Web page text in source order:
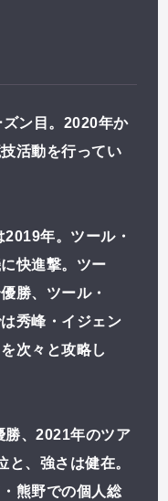
ン目。2020年か
活動を行ってい
年。ツール・
快進撃。ツー
勝、ツール・
秀峰・イジェン
次々と攻略し
勝、2021年のツア
、強さは健在。
熊野での個人総